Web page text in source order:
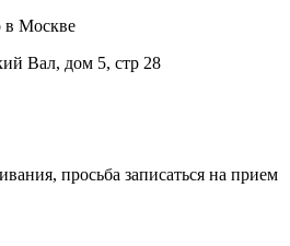
в Москве
Вал, дом 5, стр 28
просьба записаться на прием